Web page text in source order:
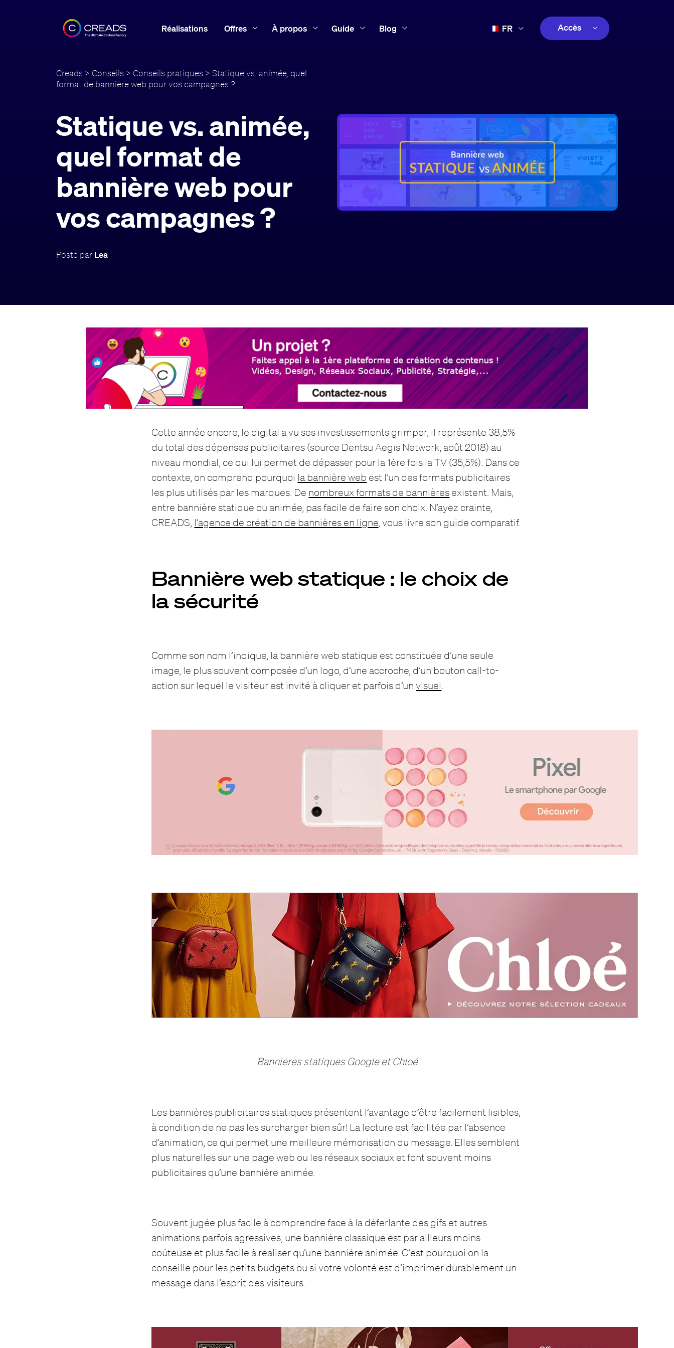
Réalisations Offres À propos Guide Blog FR Accès
Creads >Conseils >Conseils pratiques > Statique vs. animée, quel
format de bannière web pour vos campagnes ?
Statique vs. animée,
quel format de
bannière web pour
vos campagnes ?
Posté par Lea
Cette année encore, le digital a vu ses investissements grimper, il représente 38,5%
du total des dépenses publicitaires (source Dentsu Aegis Network, août 2018) au
niveau mondial, ce qui lui permet de dépasser pour la 1ère fois la TV (35,5%). Dans ce
contexte, on comprend pourquoi la bannière web est l’un des formats publicitaires
les plus utilisés par les marques. De nombreux formats de bannières existent. Mais,
entre bannière statique ou animée, pas facile de faire son choix. N’ayez crainte,
CREADS, l’agence de création de bannières en ligne , vous livre son guide comparatif.
Bannière web statique : le choix de
la sécurité
Comme son nom l’indique, la bannière web statique est constituée d’une seule
image, le plus souvent composée d’un logo, d’une accroche, d’un bouton call-to-
action sur lequel le visiteur est invité à cliquer et parfois d’unvisuel
Bannières statiques Google et Chloé
Les bannières publicitaires statiques présentent l’avantage d’être facilement lisibles,
à condition de ne pas les surcharger bien sûr! La lecture est facilitée par l’absence
d’animation, ce qui permet une meilleure mémorisation du message. Elles semblent
plus naturelles sur une page web ou les réseaux sociaux et font souvent moins
publicitaires qu’une bannière animée.
Souvent jugée plus facile à comprendre face à la déferlante des gifs et autres
animations parfois agressives, une bannière classique est par ailleurs moins
coûteuse et plus facile à réaliser qu’une bannière animée. C’est pourquoi on la
conseille pour les petits budgets ou si votre volonté est d’imprimer durablement un
message dans l’esprit des visiteurs.